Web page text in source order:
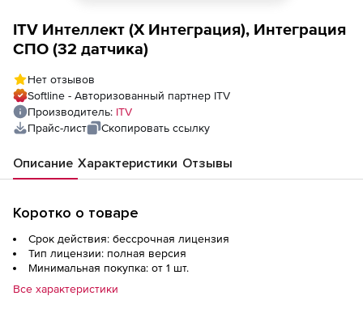
ITV Интеллект (X Интеграция), Интеграция
СПО (32 датчика)
Нет отзывов
Softline - Авторизованный партнер ITV
Производитель: ITV
Прайс-лист
Скопировать ссылку
Описание Характеристики Отзывы
Коротко о товаре
Срок действия: бессрочная лицензия
Тип лицензии: полная версия
Минимальная покупка: от 1 шт.
Все характеристики